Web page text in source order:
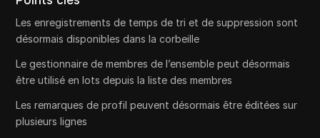
Les enregistrements de temps de tri et de suppression sont
désormais disponibles dans la corbeille
Le gestionnaire de membres de l’ensemble peut désormais
être utilisé en lots depuis la liste des membres
Les remarques de profil peuvent désormais être éditées sur
plusieurs lignes